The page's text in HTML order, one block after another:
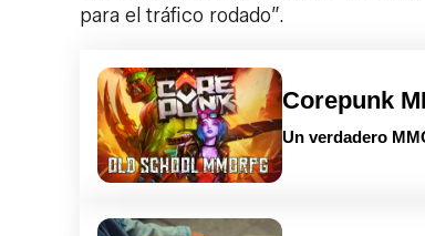
para el tráfico rodado”.
Corepunk
Un verdadero